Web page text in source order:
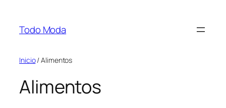
contenido
Todo Moda
Inicio/ Alimentos
Alimentos